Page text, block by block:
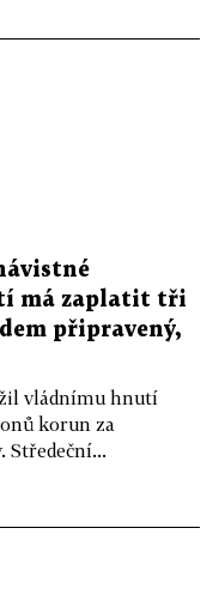
má zaplatit tři
připravený,
vládnímu hnutí
korun za
Středeční...